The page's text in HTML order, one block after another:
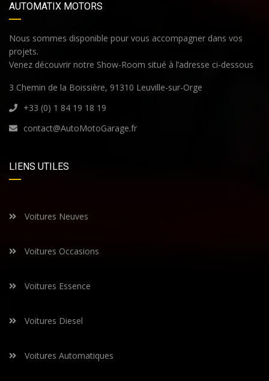
AUTOMATIX MOTORS
Nous sommes disponible pour vous accompagner dans vos
projets.
Venez découvrir notre Show-Room situé à l’adresse ci-dessous
3 Chemin de la Boissière, 91310 Leuville-sur-Orge
+33 (0) 1 84 19 18 19
contact@AutoMotoGarage.fr
LIENS UTILES
Voitures Neuves
Voitures Occasions
Voitures Essence
Voitures Diesel
Voitures Automatiques